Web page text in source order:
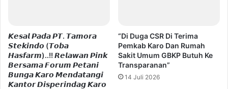
𝙆𝙚𝙨𝙖𝙡 𝙋𝙖𝙙𝙖 𝙋𝙏. 𝙏𝙖𝙢𝙤𝙧𝙖
𝙎𝙩𝙚𝙠𝙞𝙣𝙙𝙤 (𝙏𝙤𝙗𝙖
𝙃𝙖𝙨𝙛𝙖𝙧𝙢)..!! 𝙍𝙚𝙡𝙖𝙬𝙖𝙣 𝙋𝙞𝙣𝙠
𝘽𝙚𝙧𝙨𝙖𝙢𝙖 𝙁𝙤𝙧𝙪𝙢 𝙋𝙚𝙩𝙖𝙣𝙞
𝘽𝙪𝙣𝙜𝙖 𝙆𝙖𝙧𝙤 𝙈𝙚𝙣𝙙𝙖𝙩𝙖𝙣𝙜𝙞
𝙆𝙖𝙣𝙩𝙤𝙧 𝘿𝙞𝙨𝙥𝙚𝙧𝙞𝙣𝙙𝙖𝙜 𝙆𝙖𝙧𝙤
“Di Duga CSR Di Terima
Pemkab Karo Dan Rumah
Sakit Umum GBKP Butuh Ke
Transparanan”
14 Juli 2026